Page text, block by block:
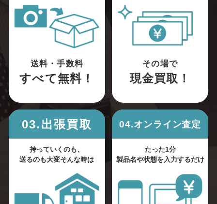
送料・手数料
すべて無料！
その場で
現金買取！
03.出張買取
持っていくのも、
送るのも大変そんな時は
04.オンライン査定
たった1分
製品名や状態を入力するだけ